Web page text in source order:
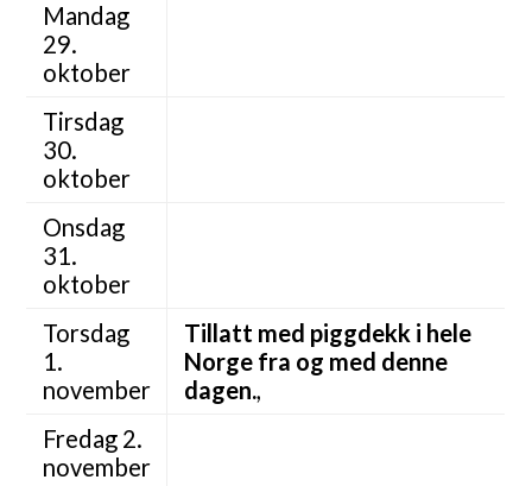
Mandag
29.
oktober
Tirsdag
30.
oktober
Onsdag
31.
oktober
Torsdag
1.
november
Tillatt med piggdekk i hele
Norge fra og med denne
dagen.,
Fredag 2.
november